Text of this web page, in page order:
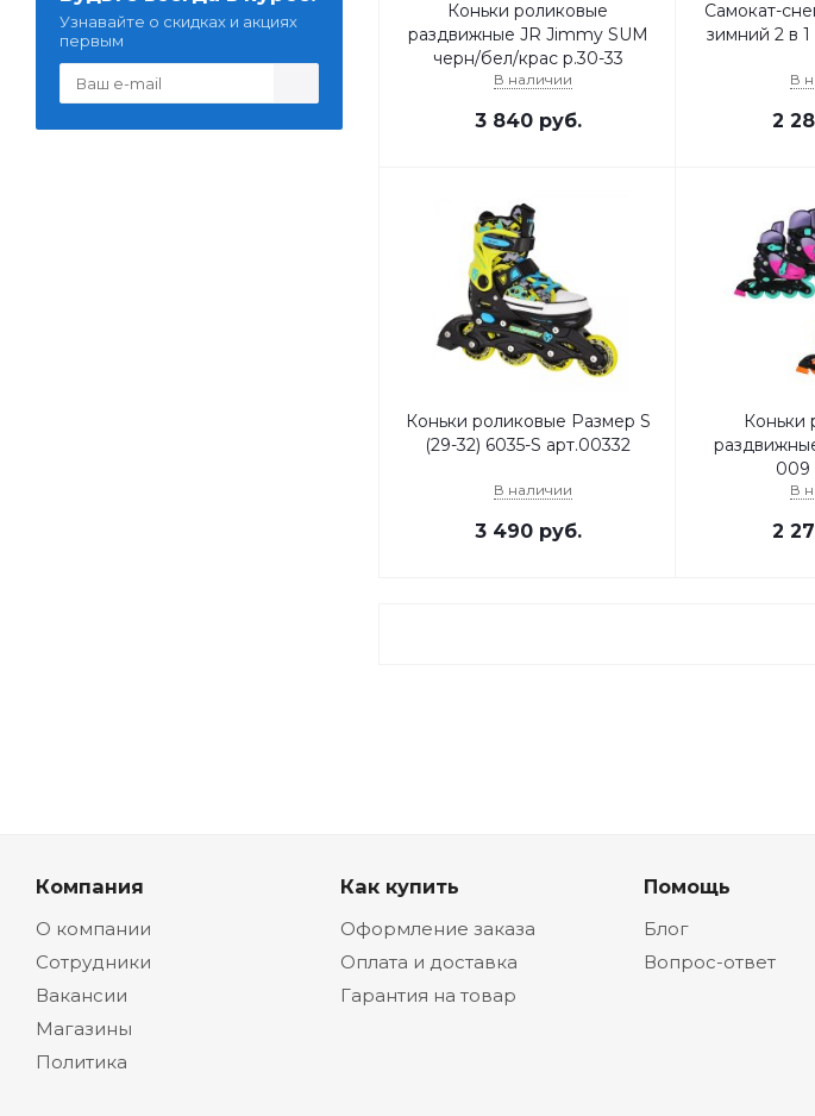
Коньки роликовые
раздвижные JR Jimmy SUM
черн/бел/крас р.30-33
В наличии
3 840руб.
Самокат-
зимний 2 в
В
2
Коньки роликовые Размер S
(29-32) 6035-S арт.00332
В наличии
3 490руб.
Коньки
009
В
2
Узнавайте о скидках и акциях
первым
Компания
О компании
Сотрудники
Вакансии
Магазины
Политика
Как купить
Оформление заказа
Оплата и доставка
Гарантия на товар
Помощь
Блог
Вопрос-ответ